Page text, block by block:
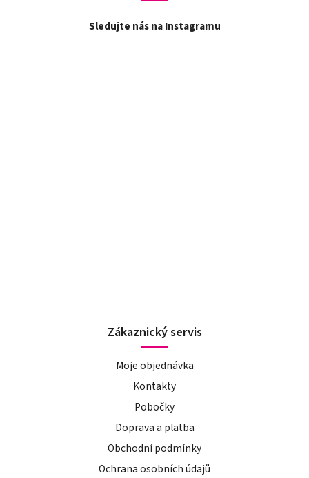
Sledujte nás na Instagramu
Zákaznický servis
Moje objednávka
Kontakty
Pobočky
Doprava a platba
Obchodní podmínky
Ochrana osobních údajů